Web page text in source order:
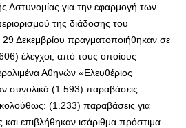
Αστυνομίας για την εφαρμογή των
της διάδοσης του
Δεκεμβρίου πραγματοποιήθηκαν σε
έλεγχοι, από τους οποίους
Αθηνών «Ελευθέριος
συνολικά (1.593) παραβάσεις
(1.233) παραβάσεις για
και επιβλήθηκαν ισάριθμα πρόστιμα